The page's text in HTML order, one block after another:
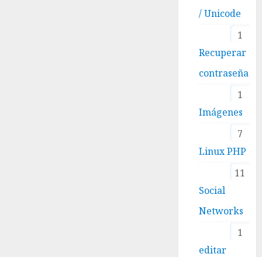
/ Unicode
1
Recuperar
contraseña
1
Imágenes
7
Linux PHP
11
Social
Networks
1
editar